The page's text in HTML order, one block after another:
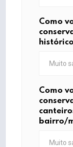
Como
Como
bairro/